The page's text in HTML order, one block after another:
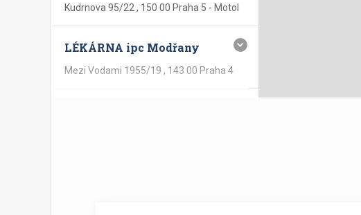
Kudrnova 95/22 , 150 00 Praha 5 - Motol
LÉKÁRNA ipc Modřany
Mezi Vodami 1955/19 , 143 00 Praha 4